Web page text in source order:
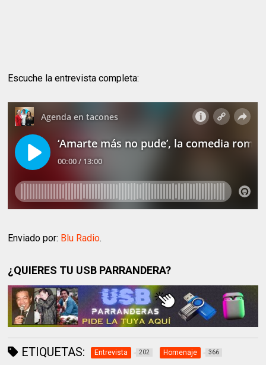
Escuche la entrevista completa:
Enviado por: Blu Radio.
¿QUIERES TU USB PARRANDERA?
ETIQUETAS: Entrevista 202 Homenaje 366